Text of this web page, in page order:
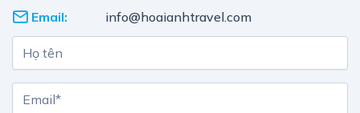
Email:
info@hoaianhtravel.com